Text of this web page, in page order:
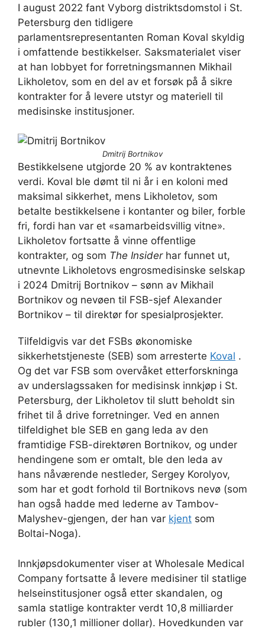
I august 2022 fant Vyborg distriktsdomstol i St.
Petersburg den tidligere
parlamentsrepresentanten Roman Koval skyldig
i omfattende bestikkelser. Saksmaterialet viser
at han lobbyet for forretningsmannen Mikhail
Likholetov, som en del av et forsøk på å sikre
kontrakter for å levere utstyr og materiell til
medisinske institusjoner.
Dmitrij Bortnikov
Bestikkelsene utgjorde 20 % av kontraktenes
verdi. Koval ble dømt til ni år i en koloni med
maksimal sikkerhet, mens Likholetov, som
betalte bestikkelsene i kontanter og biler, forble
fri, fordi han var et «samarbeidsvillig vitne».
Likholetov fortsatte å vinne offentlige
kontrakter, og som The Insiderhar funnet ut,
utnevnte Likholetovs engrosmedisinske selskap
i 2024 Dmitrij Bortnikov – sønn av Mikhail
Bortnikov og nevøen til FSB-sjef Alexander
Bortnikov – til direktør for spesialprosjekter.
Tilfeldigvis var det FSBs økonomiske
sikkerhetstjeneste (SEB) som arresterte Koval .
Og det var FSB som overvåket etterforskninga
av underslagssaken for medisinsk innkjøp i St.
Petersburg, der Likholetov til slutt beholdt sin
frihet til å drive forretninger. Ved en annen
tilfeldighet ble SEB en gang leda av den
framtidige FSB-direktøren Bortnikov, og under
hendingene som er omtalt, ble den leda av
hans nåværende nestleder, Sergey Korolyov,
som har et godt forhold til Bortnikovs nevø (som
han også hadde med lederne av Tambov-
Malyshev-gjengen, der han var kjent som
Boltai-Noga).
Innkjøpsdokumenter viser at Wholesale Medical
Company fortsatte å levere medisiner til statlige
helseinstitusjoner også etter skandalen, og
samla statlige kontrakter verdt 10,8 milliarder
rubler (130,1 millioner dollar). Hovedkunden var